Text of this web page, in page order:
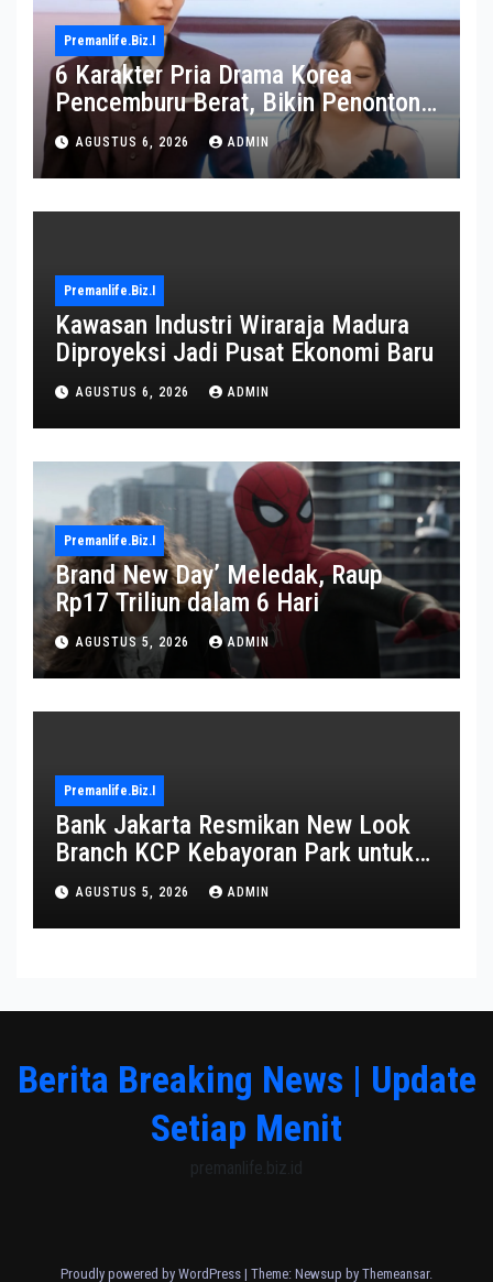
Premanlife.biz.i
6 Karakter Pria Drama Korea
Pencemburu Berat, Bikin Penonton
Gemas
AGUSTUS 6, 2026 ADMIN
Premanlife.biz.i
Kawasan Industri Wiraraja Madura
Diproyeksi Jadi Pusat Ekonomi Baru
AGUSTUS 6, 2026 ADMIN
Premanlife.biz.i
Brand New Day’ Meledak, Raup
Rp17 Triliun dalam 6 Hari
AGUSTUS 5, 2026 ADMIN
Premanlife.biz.i
Bank Jakarta Resmikan New Look
Branch KCP Kebayoran Park untuk
Transformasi Layanan
AGUSTUS 5, 2026 ADMIN
Berita Breaking News | Update
Setiap Menit
premanlife.biz.id
Proudly powered by WordPress | Theme: Newsup by Themeansar.